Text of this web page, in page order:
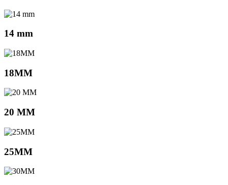
14 mm
18MM
20 MM
25MM